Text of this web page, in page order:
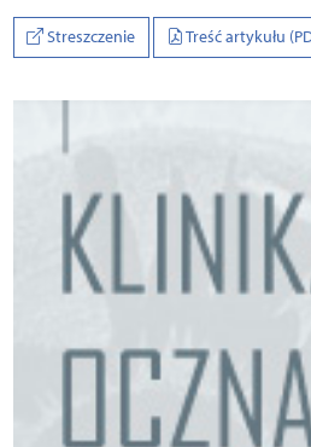
Streszczenie Treść artykułu